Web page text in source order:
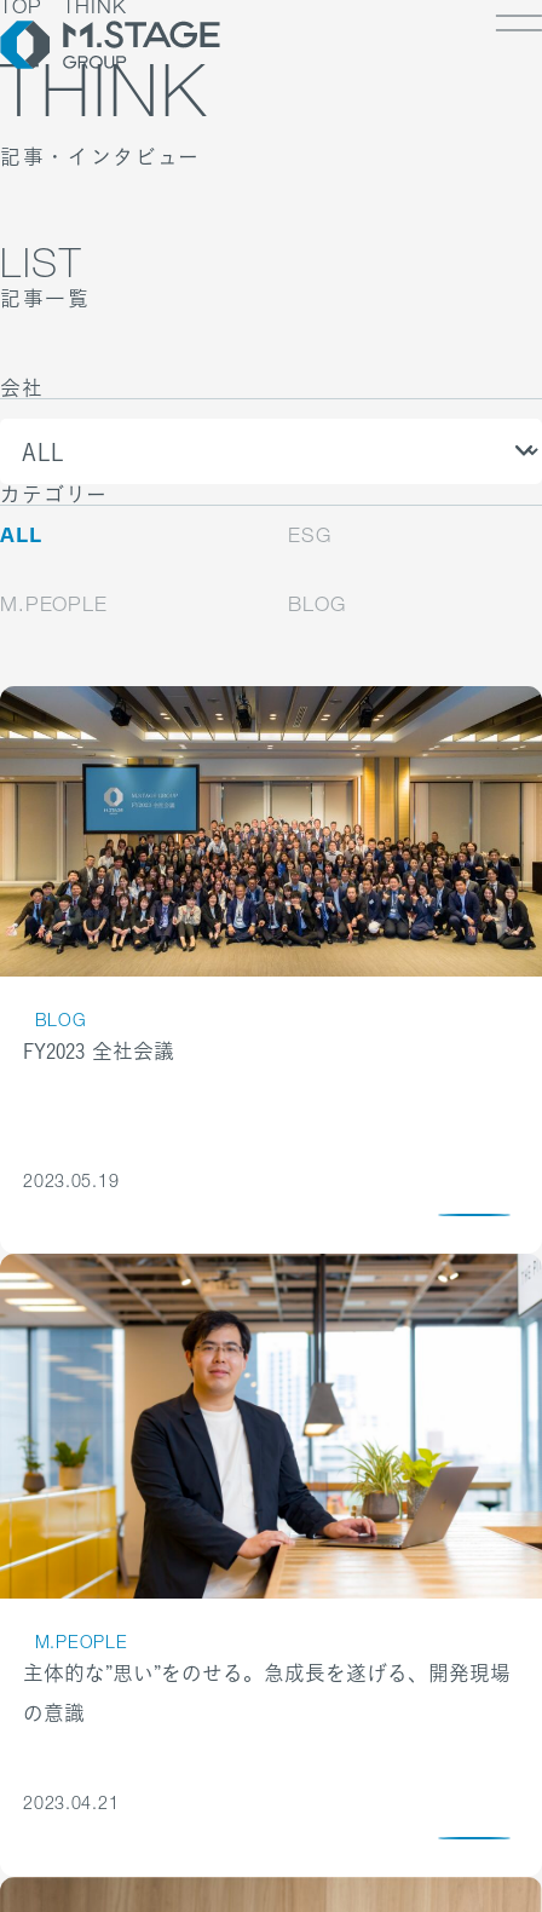
ビーイング
TOP / グループ代表挨拶・会社概
見るエムステージグループ
ッセージ
種一覧
境
ーポリシー
ュリティに関する方針
リシー
スの皆様へ
TOP THINK
THINK
記事・インタビュー
LIST
記事一覧
会社
カテゴリー
ALL
ESG
M.PEOPLE BLOG
BLOG
FY2023 全社会議
2023.05.19
M.PEOPLE
主体的な”思い”をのせる。急成長を遂げる、開発現場
の意識
2023.04.21